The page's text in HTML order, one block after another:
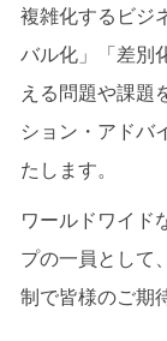
複雑化するビジ
バル化」「差別
える問題や課題
ション・アドバ
たします。
ワールドワイド
プの一員として
制で皆様のご期